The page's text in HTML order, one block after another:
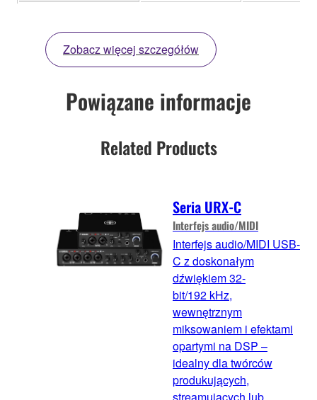
Zobacz więcej szczegółów
Powiązane informacje
Related Products
Seria URX-C
Interfejs audio/MIDI
Interfejs audio/MIDI USB-
C z doskonałym
dźwiękiem 32-
bit/192 kHz,
wewnętrznym
miksowaniem i efektami
opartymi na DSP –
idealny dla twórców
produkujących,
streamujących lub